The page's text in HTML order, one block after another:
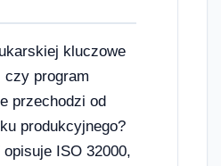
kluczowe
czy program
przechodzi od
produkcyjnego?
ISO 32000,